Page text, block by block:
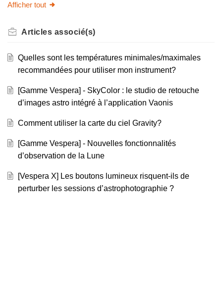
Afficher tout
Articles associé(s)
Quelles sont les températures minimales/maximales
recommandées pour utiliser mon instrument?
[Gamme Vespera] - SkyColor : le studio de retouche
d’images astro intégré à l’application Vaonis
Comment utiliser la carte du ciel Gravity?
[Gamme Vespera] - Nouvelles fonctionnalités
d’observation de la Lune
[Vespera X] Les boutons lumineux risquent-ils de
perturber les sessions d’astrophotographie ?